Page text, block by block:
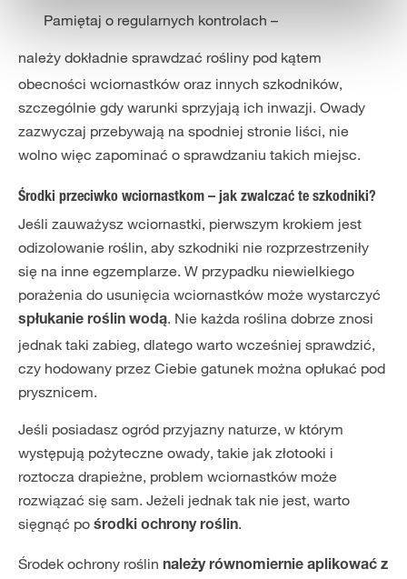
Pamiętaj o regularnych kontrolach –
należy dokładnie sprawdzać rośliny pod kątem
obecności wciornastków oraz innych szkodników,
szczególnie gdy warunki sprzyjają ich inwazji. Owady
zazwyczaj przebywają na spodniej stronie liści, nie
wolno więc zapominać o sprawdzaniu takich miejsc.
Środki przeciwko wciornastkom – jak zwalczać te szkodniki?
Jeśli zauważysz wciornastki, pierwszym krokiem jest
odizolowanie roślin, aby szkodniki nie rozprzestrzeniły
się na inne egzemplarze. W przypadku niewielkiego
porażenia do usunięcia wciornastków może wystarczyć
spłukanie roślin wodą. Nie każda roślina dobrze znosi
jednak taki zabieg, dlatego warto wcześniej sprawdzić,
czy hodowany przez Ciebie gatunek można opłukać pod
prysznicem.
Jeśli posiadasz ogród przyjazny naturze, w którym
występują pożyteczne owady, takie jak złotooki i
roztocza drapieżne, problem wciornastków może
rozwiązać się sam. Jeżeli jednak tak nie jest, warto
sięgnąć po środki ochrony roślin.
Środek ochrony roślin należy równomiernie aplikować z